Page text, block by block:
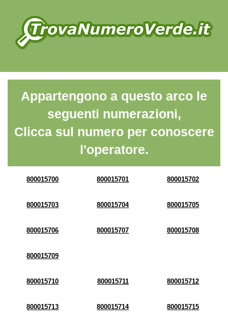
Appartengono a questo arco le
seguenti numerazioni,
Clicca sul numero per conoscere
l'operatore.
800015700 800015701 800015702
800015703 800015704 800015705
800015706 800015707 800015708
800015709
800015710 800015711 800015712
800015713 800015714 800015715